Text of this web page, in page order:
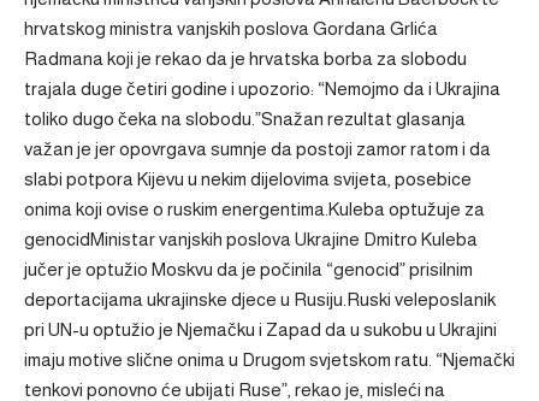
hrvatskog ministra vanjskih poslova Gordana Grlića
Radmana koji je rekao da je hrvatska borba za slobodu
trajala duge četiri godine i upozorio: “Nemojmo da i Ukrajina
toliko dugo čeka na slobodu.”Snažan rezultat glasanja
važan je jer opovrgava sumnje da postoji zamor ratom i da
slabi potpora Kijevu u nekim dijelovima svijeta, posebice
onima koji ovise o ruskim energentima.Kuleba optužuje za
genocidMinistar vanjskih poslova Ukrajine Dmitro Kuleba
jučer je optužio Moskvu da je počinila “genocid” prisilnim
deportacijama ukrajinske djece u Rusiju.Ruski veleposlanik
pri UN-u optužio je Njemačku i Zapad da u sukobu u Ukrajini
imaju motive slične onima u Drugom svjetskom ratu. “Njemački
tenkovi ponovno će ubijati Ruse”, rekao je, misleći na